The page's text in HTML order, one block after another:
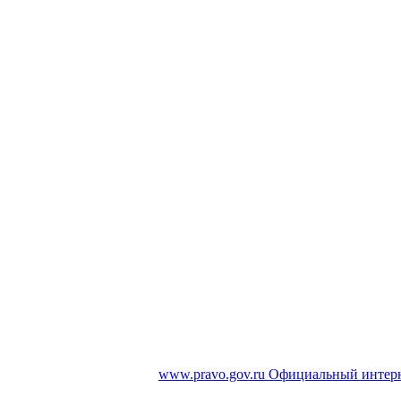
www.pravo.gov.ru Официальный